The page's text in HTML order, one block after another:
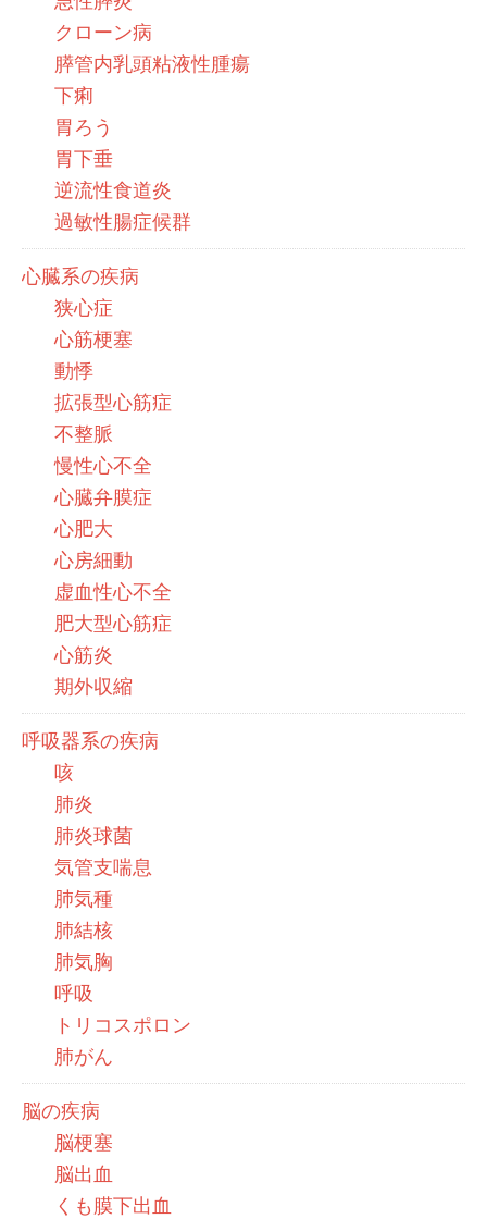
クローン病
膵管内乳頭粘液性腫瘍
下痢
胃ろう
胃下垂
逆流性食道炎
過敏性腸症候群
心臓系の疾病
狭心症
心筋梗塞
動悸
拡張型心筋症
不整脈
慢性心不全
心臓弁膜症
心肥大
心房細動
虚血性心不全
肥大型心筋症
心筋炎
期外収縮
呼吸器系の疾病
咳
肺炎
肺炎球菌
気管支喘息
肺気種
肺結核
肺気胸
呼吸
トリコスポロン
肺がん
脳の疾病
脳梗塞
脳出血
くも膜下出血